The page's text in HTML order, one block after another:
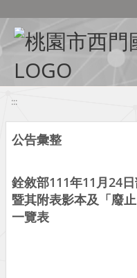
:::
公告彙整
銓敘部111年11月24
暨其附表影本及「廢
一覽表